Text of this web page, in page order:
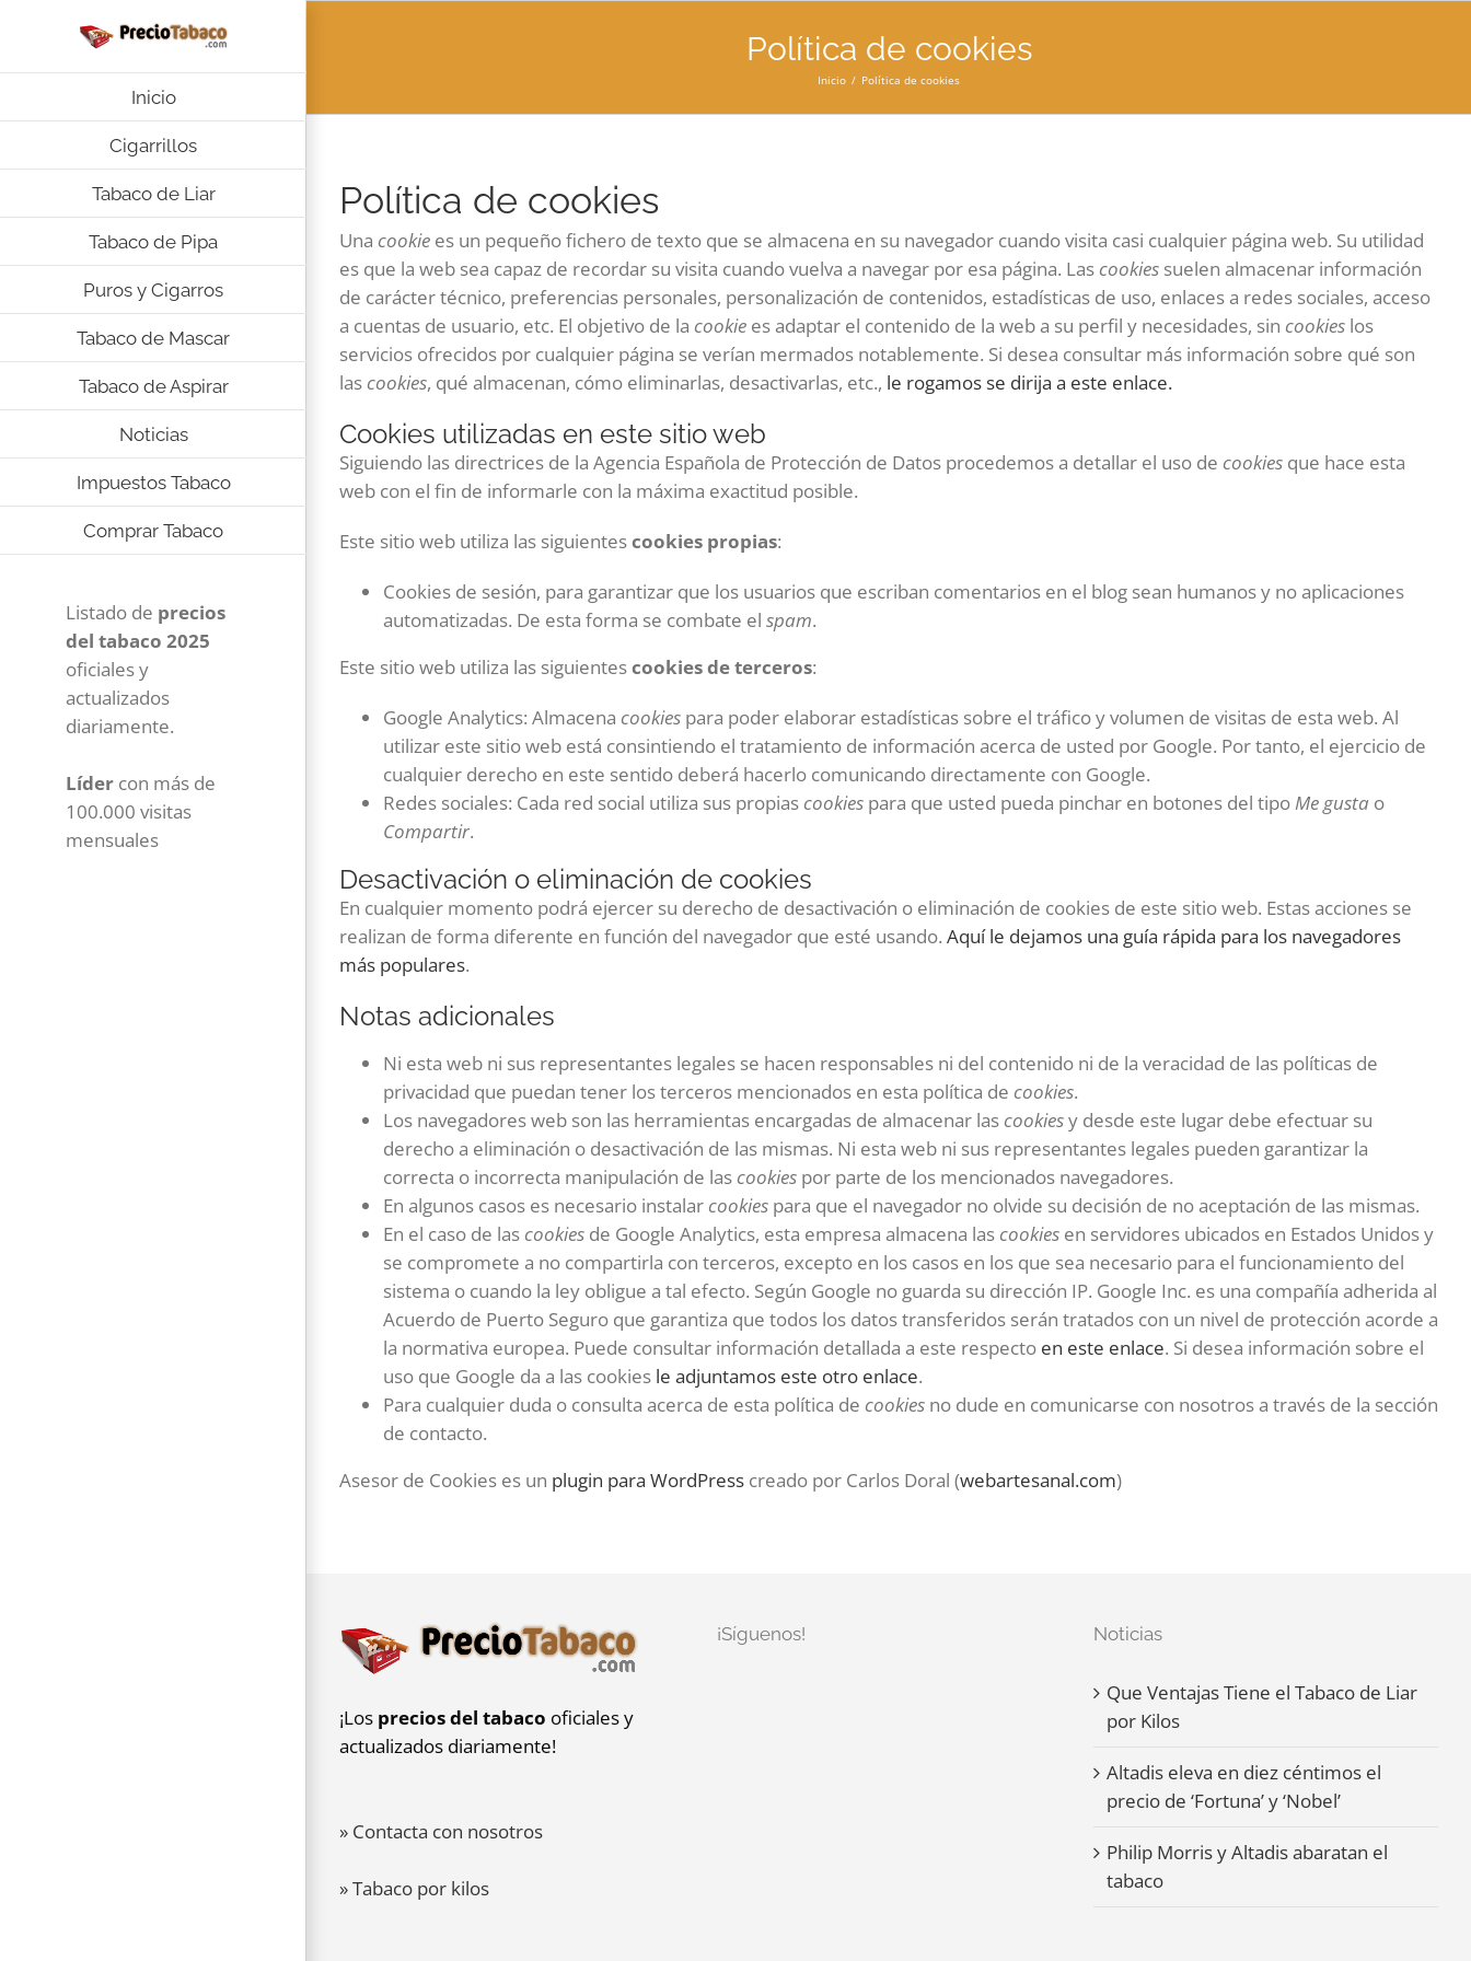
contenido
Inicio
Cigarrillos
Tabaco de Liar
Tabaco de Pipa
Puros y Cigarros
Tabaco de Mascar
Tabaco de Aspirar
Noticias
Impuestos Tabaco
Comprar Tabaco
Listado de precios
del tabaco 2025
oficiales y
actualizados
diariamente.
Líder con más de
100.000 visitas
mensuales
Política de cookies
Inicio Política de cookies
Política de cookies
Una cookie es un pequeño fichero de texto que se almacena en su navegador cuando visita casi cualquier página web. Su utilidad
es que la web sea capaz de recordar su visita cuando vuelva a navegar por esa página. Las cookies suelen almacenar información
de carácter técnico, preferencias personales, personalización de contenidos, estadísticas de uso, enlaces a redes sociales, acceso
a cuentas de usuario, etc. El objetivo de la cookie es adaptar el contenido de la web a su perfil y necesidades, sin cookies los
servicios ofrecidos por cualquier página se verían mermados notablemente. Si desea consultar más información sobre qué son
las cookies, qué almacenan, cómo eliminarlas, desactivarlas, etc., le rogamos se dirija a este enlace.
Cookies utilizadas en este sitio web
Siguiendo las directrices de la Agencia Española de Protección de Datos procedemos a detallar el uso de cookies que hace esta
web con el fin de informarle con la máxima exactitud posible.
Este sitio web utiliza las siguientescookies propias:
Cookies de sesión, para garantizar que los usuarios que escriban comentarios en el blog sean humanos y no aplicaciones
automatizadas. De esta forma se combate el spam.
Este sitio web utiliza las siguientescookies de terceros:
Google Analytics: Almacena cookies para poder elaborar estadísticas sobre el tráfico y volumen de visitas de esta web. Al
utilizar este sitio web está consintiendo el tratamiento de información acerca de usted por Google. Por tanto, el ejercicio de
cualquier derecho en este sentido deberá hacerlo comunicando directamente con Google.
Redes sociales: Cada red social utiliza sus propias cookies para que usted pueda pinchar en botones del tipoMe gusta o
Compartir.
Desactivación o eliminación de cookies
En cualquier momento podrá ejercer su derecho de desactivación o eliminación de cookies de este sitio web. Estas acciones se
realizan de forma diferente en función del navegador que esté usando. Aquí le dejamos una guía rápida para los navegadores
más populares.
Notas adicionales
Ni esta web ni sus representantes legales se hacen responsables ni del contenido ni de la veracidad de las políticas de
privacidad que puedan tener los terceros mencionados en esta política de cookies.
Los navegadores web son las herramientas encargadas de almacenar las cookiesy desde este lugar debe efectuar su
derecho a eliminación o desactivación de las mismas. Ni esta web ni sus representantes legales pueden garantizar la
correcta o incorrecta manipulación de las cookies por parte de los mencionados navegadores.
En algunos casos es necesario instalar cookies para que el navegador no olvide su decisión de no aceptación de las mismas.
En el caso de las cookies de Google Analytics, esta empresa almacena las cookies en servidores ubicados en Estados Unidos y
se compromete a no compartirla con terceros, excepto en los casos en los que sea necesario para el funcionamiento del
sistema o cuando la ley obligue a tal efecto. Según Google no guarda su dirección IP. Google Inc. es una compañía adherida al
Acuerdo de Puerto Seguro que garantiza que todos los datos transferidos serán tratados con un nivel de protección acorde a
la normativa europea. Puede consultar información detallada a este respecto en este enlace. Si desea información sobre el
uso que Google da a las cookies le adjuntamos este otro enlace.
Para cualquier duda o consulta acerca de esta política de cookies no dude en comunicarse con nosotros a través de la sección
de contacto.
Asesor de Cookies es un plugin para WordPress creado por Carlos Doral (webartesanal.com)
¡Los precios del tabaco oficiales y
actualizados diariamente!
» Contacta con nosotros
» Tabaco por kilos
¡Síguenos! Noticias
Que Ventajas Tiene el Tabaco de Liar
por Kilos
Altadis eleva en diez céntimos el
precio de ‘Fortuna’ y ‘Nobel’
Philip Morris y Altadis abaratan el
tabaco